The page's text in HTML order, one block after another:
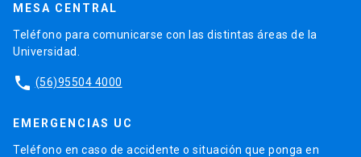
MESA CENTRAL
Teléfono para comunicarse con las distintas áreas de la
Universidad.
phone (56)95504 4000
EMERGENCIAS UC
Teléfono en caso de accidente o situación que ponga en